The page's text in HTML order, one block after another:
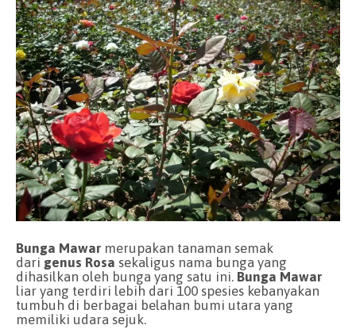
Bunga Mawar merupakan tanaman semak
dari genus Rosa sekaligus nama bunga yang
dihasilkan oleh bunga yang satu ini. Bunga Mawar
liar yang terdiri lebih dari 100 spesies kebanyakan
tumbuh di berbagai belahan bumi utara yang
memiliki udara sejuk.